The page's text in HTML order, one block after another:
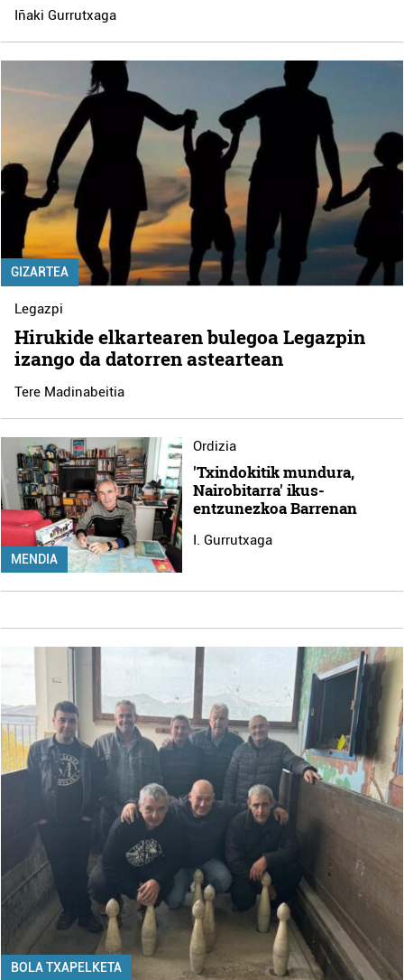
Iñaki Gurrutxaga
GIZARTEA
Legazpi
Hirukide elkartearen bulegoa Legazpin
izango da datorren asteartean
Tere Madinabeitia
MENDIA
Ordizia
'Txindokitik mundura,
Nairobitarra' ikus-
entzunezkoa Barrenan
I. Gurrutxaga
BOLA TXAPELKETA